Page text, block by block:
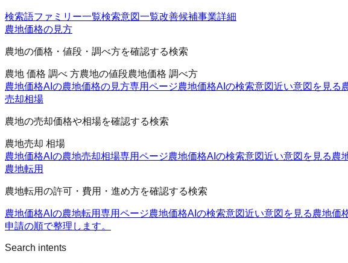
検索語ファミリー一覧検索意図一覧改善候補事業詳細
農地価格の見方
農地の価格・値段・調べ方を確認する検索
農地 価格 調べ 方農地の値段農地価格 調べ方
農地価格AIの農地価格の見方専用ページ農地価格AIの検索意図近い意図を見る
売却相場
農地の売却価格や相場を確認する検索
農地売却 相場
農地価格AIの農地売却相場専用ページ農地価格AIの検索意図近い意図を見る農
農地転用
農地転用の許可・費用・進め方を確認する検索
農地価格AIの農地転用専用ページ農地価格AIの検索意図近い意図を見る農地価
申請の順で整理します。
Search intents